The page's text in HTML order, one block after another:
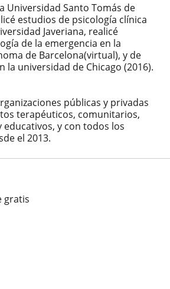
gratis
Universidad Santo Tomás de
estudios de psicología clínica
Javeriana, realicé
de la emergencia en la
de Barcelona(virtual), y de
la universidad de Chicago (2016).
públicas y privadas
terapéuticos, comunitarios,
educativos, y con todos los
el 2013.